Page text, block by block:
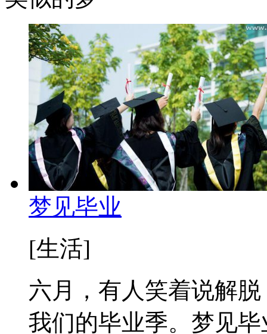
梦见毕业
[生活]
六月，有人笑着说解
我们的毕业季。梦见